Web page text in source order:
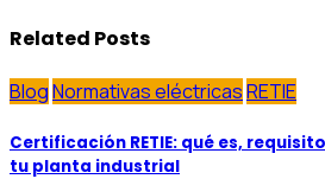
Related Posts
BlogNormativas eléctricasRETIE
Certificación RETIE: qué es,
tu planta industrial